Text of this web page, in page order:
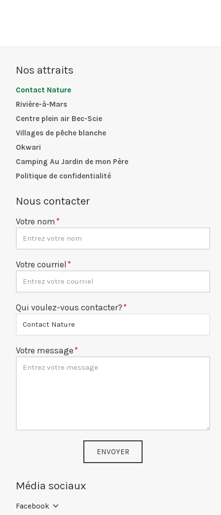
Nos attraits
Contact Nature
Rivière-à-Mars
Centre plein air Bec-Scie
Villages de pêche blanche
Okwari
Camping Au Jardin de mon Père
Politique de confidentialité
Nous contacter
Votre nom
Votre courriel
Qui voulez-vous contacter?
Votre message
ENVOYER
Média sociaux
Facebook